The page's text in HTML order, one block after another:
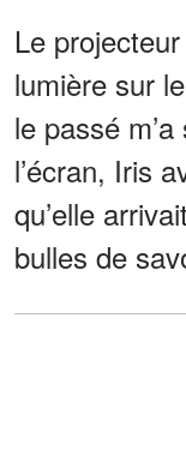
Le
lumière sur
le passé
l’écran, Iris
qu’elle
bulles de